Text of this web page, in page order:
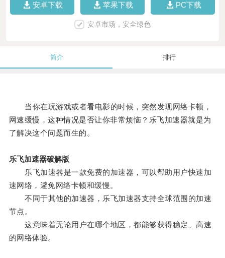
安卓下载 苹果下载 PC下载
安卓市场，安全绿色
简介 排行
当你在玩游戏或者看电影的时候，突然发现网络卡顿，
网速缓慢，这种情况是否让你非常烦恼？乐飞加速器就是为
了解决这个问题而生的。
乐飞加速器破解版
乐飞加速器是一款免费的加速器，可以帮助用户快速加
速网络，避免网络卡顿和缓慢。
不同于其他的加速器，乐飞加速器支持全球范围的加速
节点。
这意味着无论用户在哪个地区，都能够获得稳定、高速
的网络体验。